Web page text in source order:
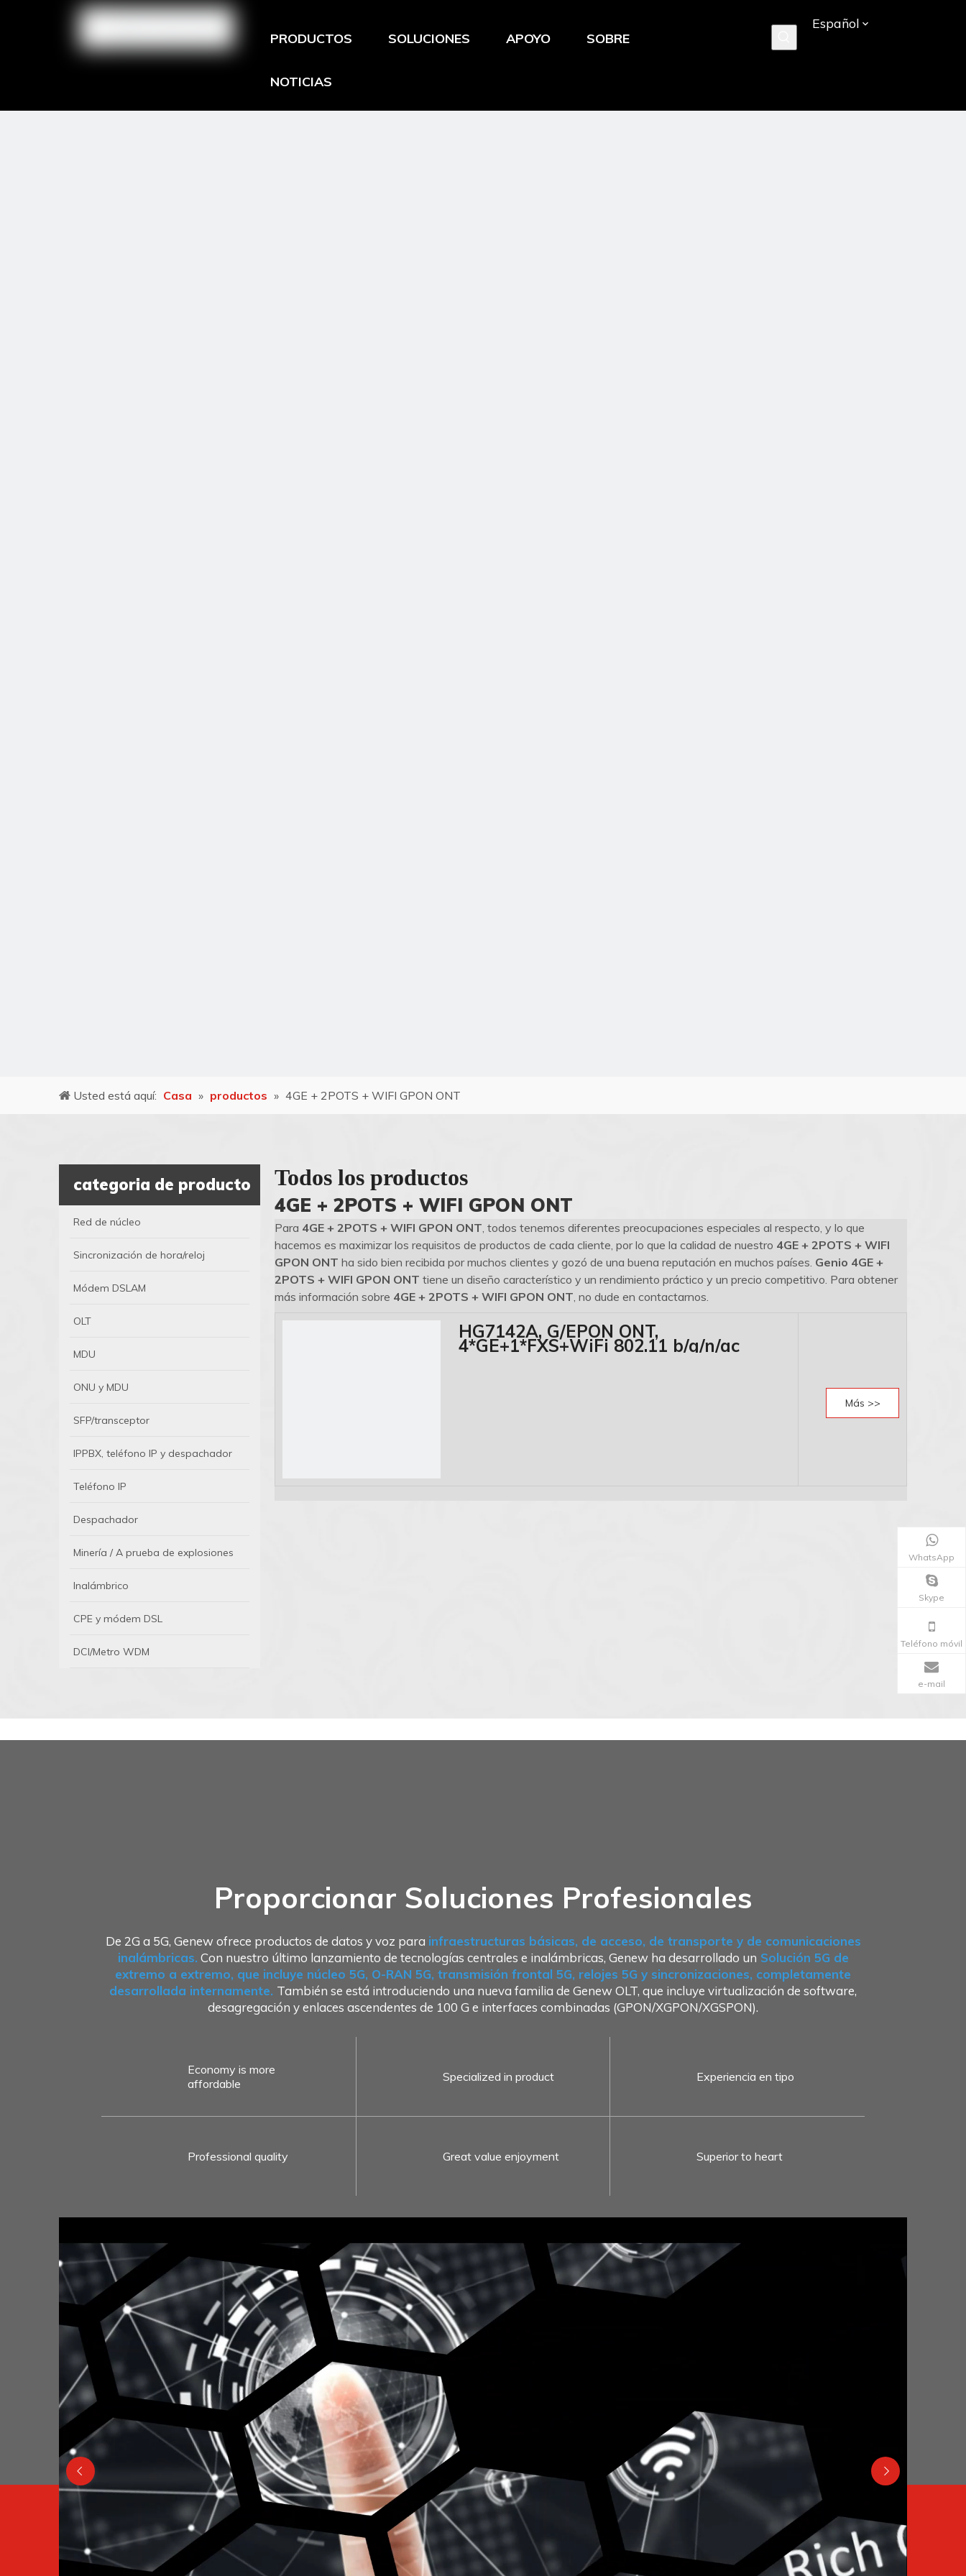
PRODUCTOS SOLUCIONES APOYO SOBRE
NOTICIAS
Español
Usted está aquí: Casa » productos » 4GE + 2POTS + WIFI GPON ONT
categoria de producto
Red de núcleo
Sincronización de hora/reloj
Módem DSLAM
OLT
MDU
ONU y MDU
SFP/transceptor
IPPBX, teléfono IP y despachador
Teléfono IP
Despachador
Minería / A prueba de explosiones
Inalámbrico
CPE y módem DSL
DCI/Metro WDM
Todos los productos
4GE + 2POTS + WIFI GPON ONT
Para 4GE + 2POTS + WIFI GPON ONT, todos tenemos diferentes preocupaciones especiales al respecto, y lo que
hacemos es maximizar los requisitos de productos de cada cliente, por lo que la calidad de nuestro 4GE + 2POTS + WIFI
GPON ONT ha sido bien recibida por muchos clientes y gozó de una buena reputación en muchos países. Genio 4GE +
2POTS + WIFI GPON ONT tiene un diseño característico y un rendimiento práctico y un precio competitivo. Para obtener
más información sobre 4GE + 2POTS + WIFI GPON ONT, no dude en contactarnos.
HG7142A, G/EPON ONT,
4*GE+1*FXS+WiFi 802.11 b/g/n/ac
Más >>
Proporcionar Soluciones Profesionales
De 2G a 5G, Genew ofrece productos de datos y voz para infraestructuras básicas, de acceso, de transporte y de comunicaciones
inalámbricas. Con nuestro último lanzamiento de tecnologías centrales e inalámbricas, Genew ha desarrollado un Solución 5G de
extremo a extremo, que incluye núcleo 5G, O-RAN 5G, transmisión frontal 5G, relojes 5G y sincronizaciones, completamente
desarrollada internamente. También se está introduciendo una nueva familia de Genew OLT, que incluye virtualización de software,
desagregación y enlaces ascendentes de 100 G e interfaces combinadas (GPON/XGPON/XGSPON).
Economy is more
affordable
Specialized in product Experiencia en tipo
Professional quality Great value enjoyment Superior to heart
WhatsApp
Skype
Teléfono móvil
e-mail